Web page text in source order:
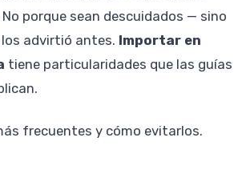
porque sean descuidados — sino
advirtió antes. Importar en
tiene particularidades que las guías
frecuentes y cómo evitarlos.